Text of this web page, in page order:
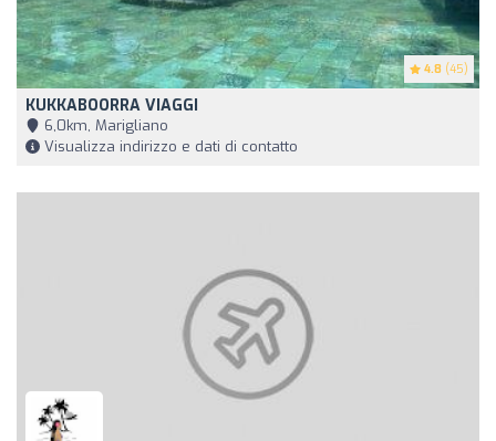
4.8 (45)
KUKKABOORRA VIAGGI
6,0km, Marigliano
Visualizza indirizzo e dati di contatto